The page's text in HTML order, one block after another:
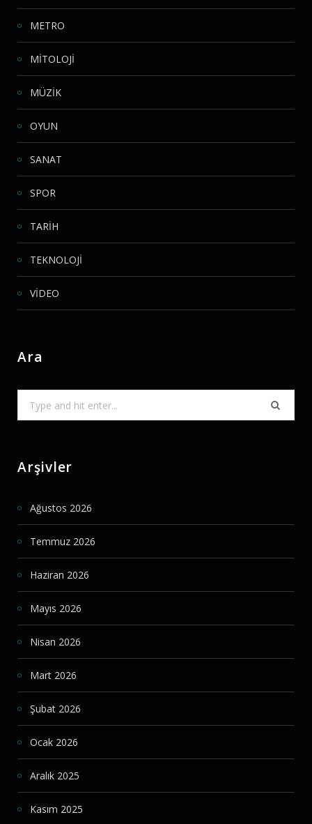
METRO
MİTOLOJİ
MÜZİK
OYUN
SANAT
SPOR
TARİH
TEKNOLOJİ
VİDEO
Ara
Arşivler
Ağustos 2026
Temmuz 2026
Haziran 2026
Mayıs 2026
Nisan 2026
Mart 2026
Şubat 2026
Ocak 2026
Aralık 2025
Kasım 2025